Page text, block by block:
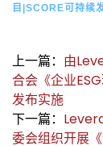
目|SCORE可持续
上一篇： 由
合会《企业
发布实施
下一篇：
委会组织开展